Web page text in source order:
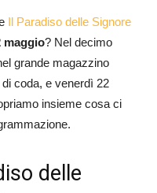
Il Paradiso delle Signore
maggio? Nel decimo
grande magazzino
coda, e venerdì 22
insieme cosa ci
delle